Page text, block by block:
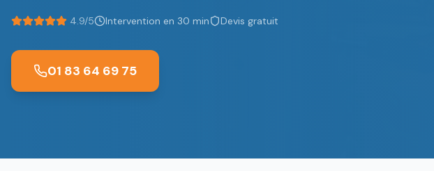
4.9/5 Intervention en 30 min Devis gratuit
01 83 64 69 75